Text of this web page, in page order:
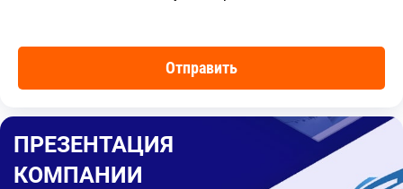
ПРЕЗЕНТАЦИЯ
КОМПАНИИ